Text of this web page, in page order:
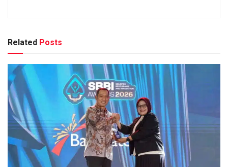
Related Posts